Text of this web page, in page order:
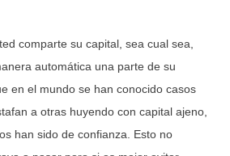
comparte su capital, sea cual sea,
automática una parte de su
en el mundo se han conocido casos
a otras huyendo con capital ajeno,
han sido de confianza. Esto no